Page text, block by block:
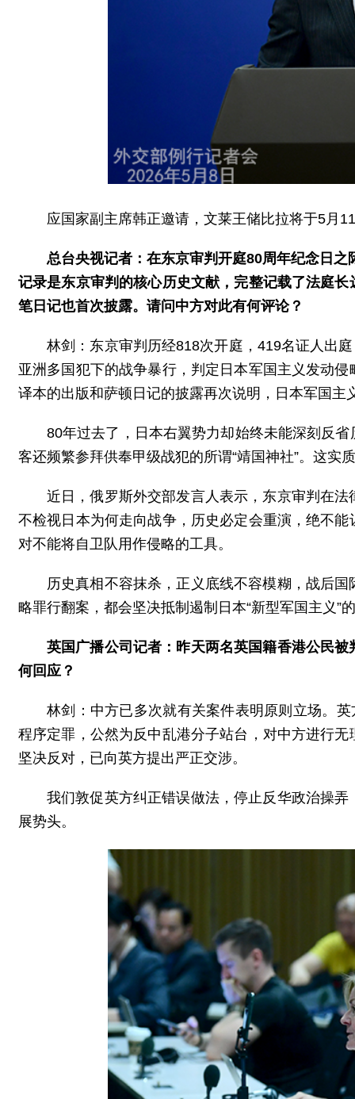
应国家副主席韩正邀请，文莱王储比拉将于5月
总台央视记者：在东京审判开庭80周年纪念日
记录是东京审判的核心历史文献，完整记载了法庭
笔日记也首次披露。请问中方对此有何评论？
林剑：东京审判历经818次开庭，419名证人出
亚洲多国犯下的战争暴行，判定日本军国主义发动
译本的出版和萨顿日记的披露再次说明，日本军国主
80年过去了，日本右翼势力却始终未能深刻反
客还频繁参拜供奉甲级战犯的所谓“靖国神社”。这
近日，俄罗斯外交部发言人表示，东京审判在
不检视日本为何走向战争，历史必定会重演，绝不
对不能将自卫队用作侵略的工具。
历史真相不容抹杀，正义底线不容模糊，战后
略罪行翻案，都会坚决抵制遏制日本“新型军国主义”
英国广播公司记者：昨天两名英国籍香港公民
何回应？
林剑：中方已多次就有关案件表明原则立场。
程序定罪，公然为反中乱港分子站台，对中方进行
坚决反对，已向英方提出严正交涉。
我们敦促英方纠正错误做法，停止反华政治操
展势头。